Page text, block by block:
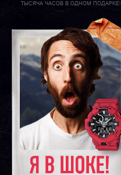
ТЫСЯЧА ЧАСОВ В ОДНОМ ПОДАРКЕ!